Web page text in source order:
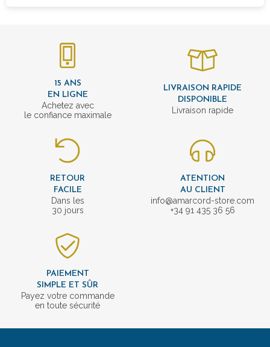
15 ANS
EN LIGNE
Achetez avec
le confiance maximale
LIVRAISON RAPIDE
DISPONIBLE
Livraison rapide
RETOUR
FACILE
Dans les
30 jours
ATENTION
AU CLIENT
info@amarcord-store.com
+34 91 435 36 56
PAIEMENT
SIMPLE ET SÛR
Payez votre commande
en toute sécurité